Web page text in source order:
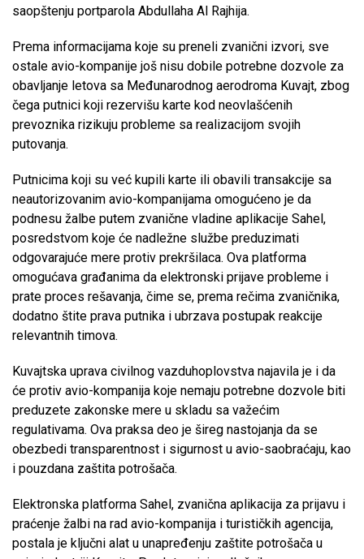
saopštenju portparola Abdullaha Al Rajhija.
Prema informacijama koje su preneli zvanični izvori, sve
ostale avio-kompanije još nisu dobile potrebne dozvole za
obavljanje letova sa Međunarodnog aerodroma Kuvajt, zbog
čega putnici koji rezervišu karte kod neovlašćenih
prevoznika rizikuju probleme sa realizacijom svojih
putovanja.
Putnicima koji su već kupili karte ili obavili transakcije sa
neautorizovanim avio-kompanijama omogućeno je da
podnesu žalbe putem zvanične vladine aplikacije Sahel,
posredstvom koje će nadležne službe preduzimati
odgovarajuće mere protiv prekršilaca. Ova platforma
omogućava građanima da elektronski prijave probleme i
prate proces rešavanja, čime se, prema rečima zvaničnika,
dodatno štite prava putnika i ubrzava postupak reakcije
relevantnih timova.
Kuvajtska uprava civilnog vazduhoplovstva najavila je i da
će protiv avio-kompanija koje nemaju potrebne dozvole biti
preduzete zakonske mere u skladu sa važećim
regulativama. Ova praksa deo je šireg nastojanja da se
obezbedi transparentnost i sigurnost u avio-saobraćaju, kao
i pouzdana zaštita potrošača.
Elektronska platforma Sahel, zvanična aplikacija za prijavu i
praćenje žalbi na rad avio-kompanija i turističkih agencija,
postala je ključni alat u unapređenju zaštite potrošača u